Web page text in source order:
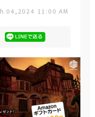
11:00 AM